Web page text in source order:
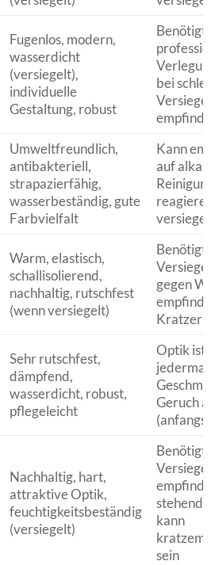
Fugenlos, modern,
wasserdicht
(versiegelt),
individuelle
Gestaltung, robust
Benötigt
bei
Umweltfreundlich,
antibakteriell,
strapazierfähig,
wasserbeständig, gute
Farbvielfalt
Kann
auf
Warm, elastisch,
schallisolierend,
nachhaltig, rutschfest
(wenn versiegelt)
Benötigt
gegen
Kratzer
Sehr rutschfest,
dämpfend,
wasserdicht, robust,
pflegeleicht
Optik ist
Geruch
(anfangs)
Nachhaltig, hart,
attraktive Optik,
feuchtigkeitsbeständig
(versiegelt)
Benötigt
stehende
kann
sein